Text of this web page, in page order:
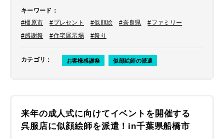
キーワード ：
#橿原市
#プレセント #似顔絵 #奈良県
#ファミリー
#感謝祭
#住宅展示場 #祭り
カテゴリ ： お客様感謝祭 似顔絵師の派遣
来年の成人式に向けてイベントを開催する
呉服店に似顔絵師を派遣！in千葉県船橋市